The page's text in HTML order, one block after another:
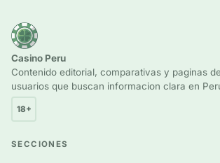
Casino Peru
Contenido editorial, comparativas y paginas
usuarios que buscan informacion clara en
18+
SECCIONES